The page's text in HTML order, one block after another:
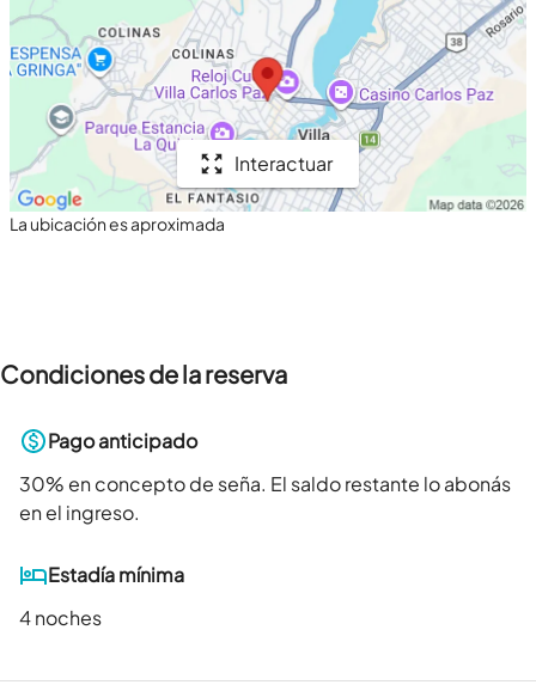
Interactuar
La ubicación es aproximada
Condiciones de la reserva
Pago anticipado
30% en concepto de seña. El saldo restante lo abonás
en el ingreso.
Estadía mínima
4 noches